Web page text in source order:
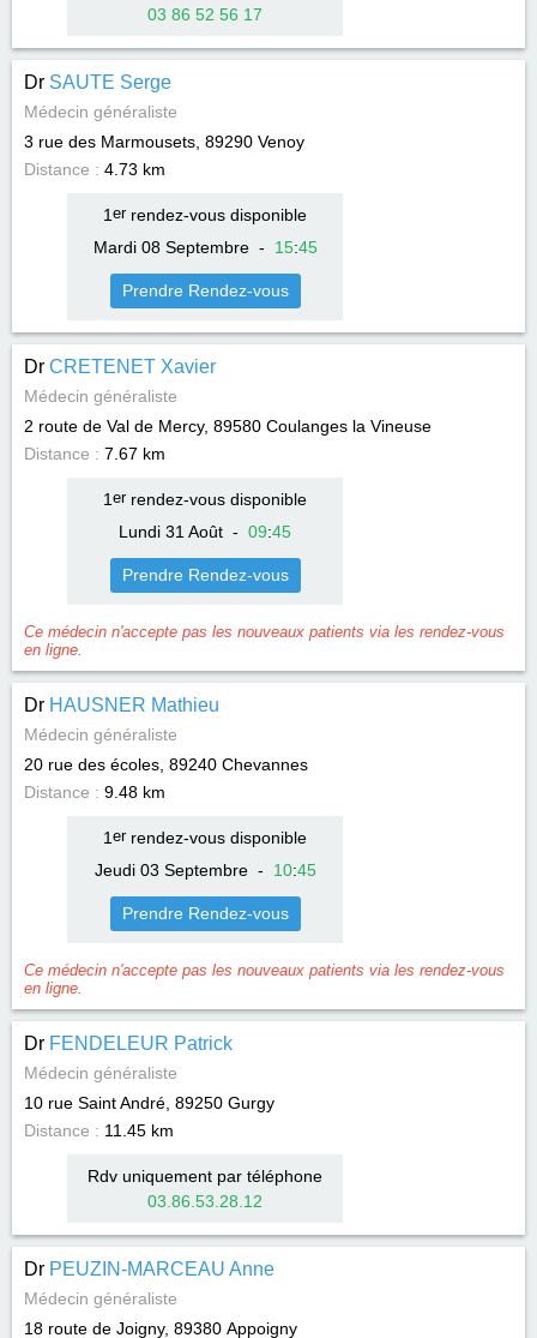
03 86 52 56 17
Dr SAUTE Serge
Médecin généraliste
3 rue des Marmousets, 89290 Venoy
Distance : 4.73 km
1 errendez-vous disponible
Mardi 08 Septembre- 15:45
Prendre Rendez-vous
Dr CRETENET Xavier
Médecin généraliste
2 route de Val de Mercy, 89580 Coulanges la Vineuse
Distance : 7.67 km
1 errendez-vous disponible
Lundi 31 Août - 09:45
Prendre Rendez-vous
Ce médecin n'accepte pas les nouveaux patients via les rendez-vous
en ligne.
Dr HAUSNER Mathieu
Médecin généraliste
20 rue des écoles, 89240 Chevannes
Distance : 9.48 km
1 errendez-vous disponible
Jeudi 03 Septembre- 10:45
Prendre Rendez-vous
Ce médecin n'accepte pas les nouveaux patients via les rendez-vous
en ligne.
Dr FENDELEUR Patrick
Médecin généraliste
10 rue Saint André, 89250 Gurgy
Distance : 11.45 km
Rdv uniquement par téléphone
03.86.53.28.12
Dr PEUZIN-MARCEAU Anne
Médecin généraliste
18 route de Joigny, 89380 Appoigny